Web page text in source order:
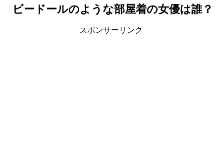
ビードールのような部屋着の女優は誰？
スポンサーリンク